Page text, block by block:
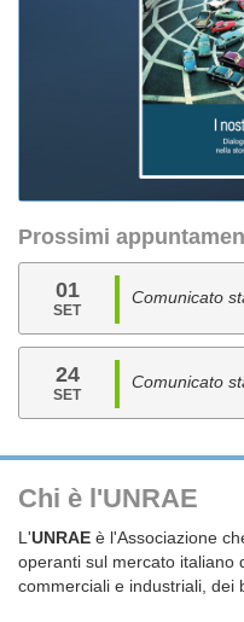
Prossimi
01
SET
Comunicato
24
SET
Comunicato
Chi è l'UNRAE
L'UNRAE è l'Associazione
operanti sul mercato italiano
commerciali e industriali, dei